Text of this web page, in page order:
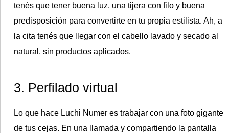
tenés que tener buena luz, una tijera con filo y buena
predisposición para convertirte en tu propia estilista. Ah, a
la cita tenés que llegar con el cabello lavado y secado al
natural, sin productos aplicados.
3. Perfilado virtual
Lo que hace Luchi Numer es trabajar con una foto gigante
de tus cejas. En una llamada y compartiendo la pantalla